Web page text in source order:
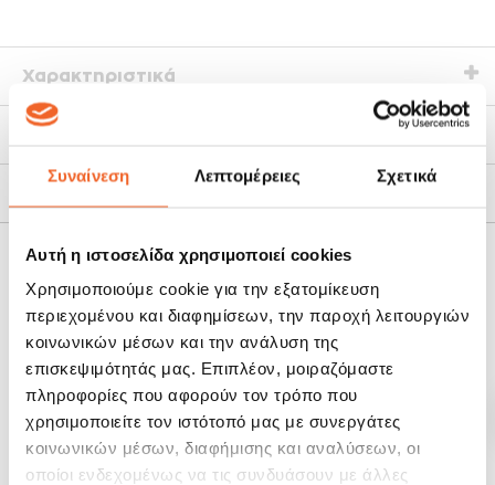
Συναίνεση Λεπτομέρειες Σχετικά
Αυτή η ιστοσελίδα χρησιμοποιεί cookies
Χρησιμοποιούμε cookie για την εξατομίκευση
περιεχομένου και διαφημίσεων, την παροχή λειτουργιών
κοινωνικών μέσων και την ανάλυση της
επισκεψιμότητάς μας. Επιπλέον, μοιραζόμαστε
πληροφορίες που αφορούν τον τρόπο που
χρησιμοποιείτε τον ιστότοπό μας με συνεργάτες
κοινωνικών μέσων, διαφήμισης και αναλύσεων, οι
οποίοι ενδεχομένως να τις συνδυάσουν με άλλες
Χαρακτηριστικά
SALE!